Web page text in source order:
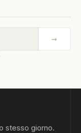
→
stesso giorno.